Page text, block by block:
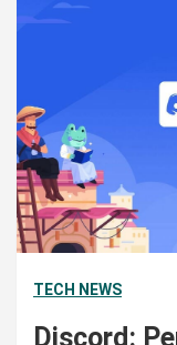
TECH NEWS
Discord: